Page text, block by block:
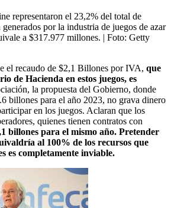
representaron el 23,2% del total de
por la industria de juegos de azar
a $317.977 millones. | Foto: Getty
el recaudo de $2,1 Billones por IVA, que
de Hacienda en estos juegos, es
la propuesta del Gobierno, donde
billones para el año 2023, no grava dinero
en los juegos. Aclaran que los
quienes tienen contratos con
billones para el mismo año. Pretender
al 100% de los recursos que
es completamente inviable.